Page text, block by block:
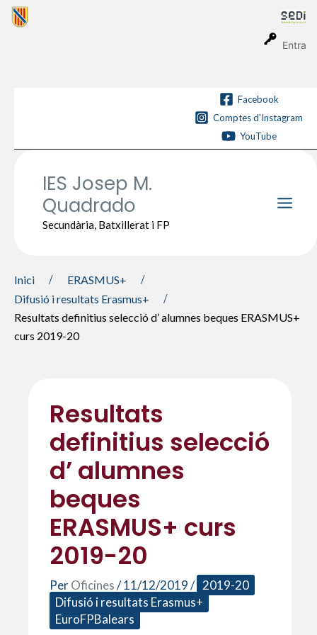
Entra
Vés
Facebook
Comptes d'Instagram
YouTube
IES Josep M.
Quadrado
Secundària, Batxillerat i FP
Inici
ERASMUS+
Difusió i resultats Erasmus+
Resultats definitius selecció d’ alumnes beques ERASMUS+
curs 2019-20
Resultats
definitius selecció
d’ alumnes
beques
ERASMUS+ curs
2019-20
PerOficines/11/12/2019/ 2019-20
Difusió i resultats Erasmus+
EuroFPBalears